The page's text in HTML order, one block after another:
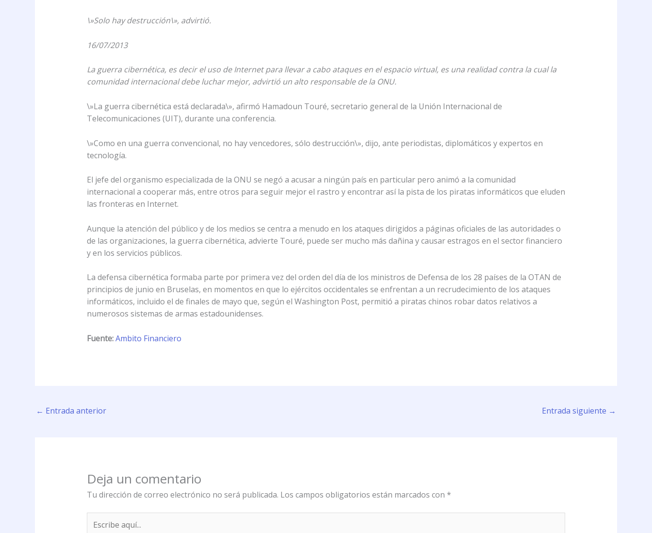
\»Solo hay destrucción\», advirtió.
16/07/2013
La guerra cibernética, es decir el uso de Internet para llevar a cabo ataques en el espacio virtual, es una realidad contra la cual la
comunidad internacional debe luchar mejor, advirtió un alto responsable de la ONU.
\»La guerra cibernética está declarada\», afirmó Hamadoun Touré, secretario general de la Unión Internacional de
Telecomunicaciones (UIT), durante una conferencia.
\»Como en una guerra convencional, no hay vencedores, sólo destrucción\», dijo, ante periodistas, diplomáticos y expertos en
tecnología.
El jefe del organismo especializada de la ONU se negó a acusar a ningún país en particular pero animó a la comunidad
internacional a cooperar más, entre otros para seguir mejor el rastro y encontrar así la pista de los piratas informáticos que eluden
las fronteras en Internet.
Aunque la atención del público y de los medios se centra a menudo en los ataques dirigidos a páginas oficiales de las autoridades o
de las organizaciones, la guerra cibernética, advierte Touré, puede ser mucho más dañina y causar estragos en el sector financiero
y en los servicios públicos.
La defensa cibernética formaba parte por primera vez del orden del día de los ministros de Defensa de los 28 países de la OTAN de
principios de junio en Bruselas, en momentos en que lo ejércitos occidentales se enfrentan a un recrudecimiento de los ataques
informáticos, incluido el de finales de mayo que, según el Washington Post, permitió a piratas chinos robar datos relativos a
numerosos sistemas de armas estadounidenses.
Fuente:Ambito Financiero
← Entrada anterior Entrada siguiente →
Deja un comentario
Tu dirección de correo electrónico no será publicada. Los campos obligatorios están marcados con *
aquí...